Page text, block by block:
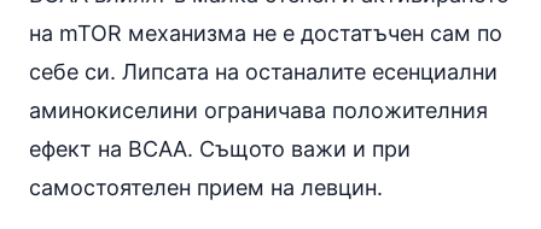
на mTOR механизма не е достатъчен сам по
себе си. Липсата на останалите есенциални
аминокиселини ограничава положителния
ефект на BCAA. Същото важи и при
самостоятелен прием на левцин.